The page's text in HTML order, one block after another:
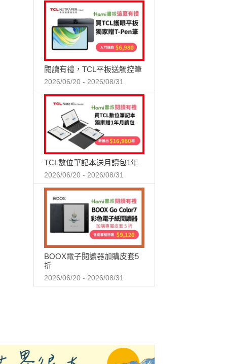
閱讀有禮，TCL平板送觸控筆
2026/06/20 - 2026/08/31
TCL數位筆記本送月讀包1年
2026/06/20 - 2026/08/31
BOOX電子閱讀器加購皮套5
折
2026/06/20 - 2026/08/31